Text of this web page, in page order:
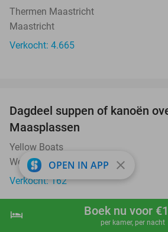
shopping_cart Boek nu
hotel Boek nu voor
per kamer, per nacht
Thermen Maastricht
Maastricht
Verkocht: 4.665
Dagdeel suppen of kanoën
Maasplassen
Yellow Boats
Wessem
Verkocht: 162
OPEN IN APP close